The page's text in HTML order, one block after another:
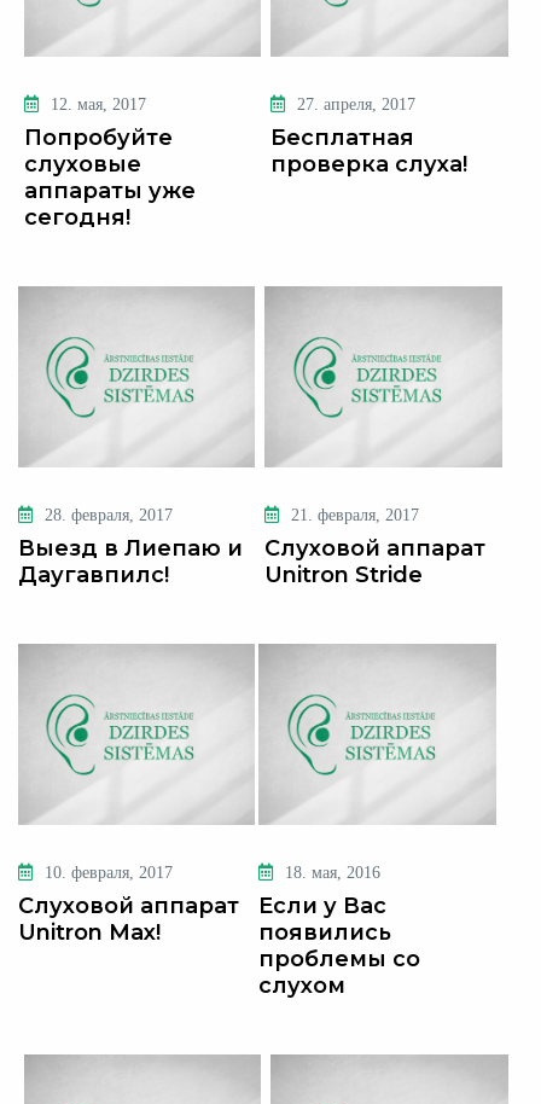
12. мая, 2017
Попробуйте
слуховые
аппараты уже
сегодня!
27. апреля, 2017
Бесплатная
проверка слуха!
28. февраля, 2017
Выезд в Лиепаю и
Даугавпилс!
21. февраля, 2017
Слуховой аппарат
Unitron Stride
10. февраля, 2017
Слуховой аппарат
Unitron Max!
18. мая, 2016
Если у Вас
появились
проблемы со
слухом